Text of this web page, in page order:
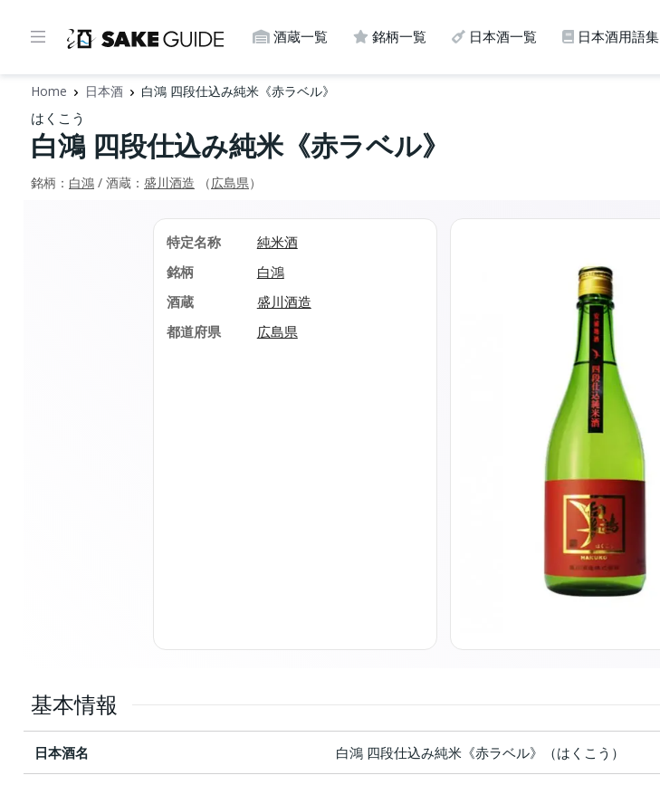
酒蔵一覧 銘柄一覧 日本酒一覧 日本酒用語集
Home 日本酒 白鴻 四段仕込み純米《赤ラベル》
はくこう
白鴻 四段仕込み純米《赤ラベル》
銘柄： 白鴻 / 酒蔵： 盛川酒造 （広島県）
特定名称
純米酒
銘柄
白鴻
酒蔵
盛川酒造
都道府県
広島県
基本情報
日本酒名 白鴻 四段仕込み純米《赤ラベル》（はくこう）